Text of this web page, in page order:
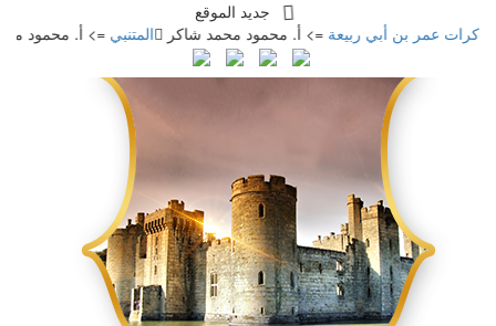
جديد الموقع
المتنبي => أ. محمود محمد شاكر بن أبي ربيعة=> أ. محمود محمد شاكر